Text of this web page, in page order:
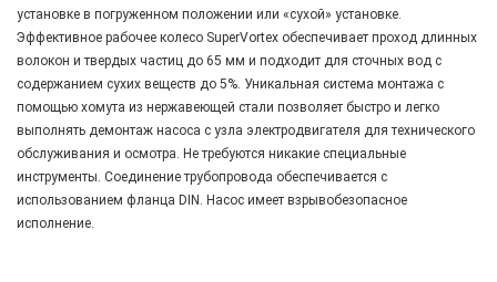
установке в погруженном положении или «сухой» установке.
Эффективное рабочее колесо SuperVortex обеспечивает проход длинных
волокон и твердых частиц до 65 мм и подходит для сточных вод с
содержанием сухих веществ до 5%. Уникальная система монтажа с
помощью хомута из нержавеющей стали позволяет быстро и легко
выполнять демонтаж насоса с узла электродвигателя для технического
обслуживания и осмотра. Не требуются никакие специальные
инструменты. Соединение трубопровода обеспечивается с
использованием фланца DIN. Насос имеет взрывобезопасное
исполнение.